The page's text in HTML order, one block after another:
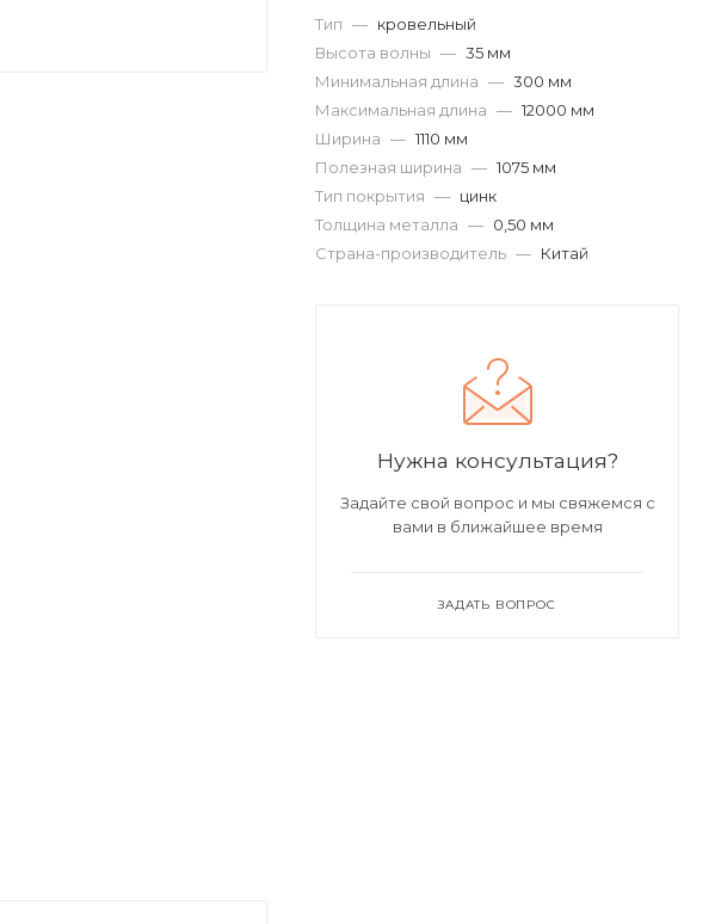
Тип — кровельный
Высота волны — 35 мм
Минимальная длина — 300 мм
Максимальная длина — 12000 мм
Ширина — 1110 мм
Полезная ширина — 1075 мм
Тип покрытия — цинк
Толщина металла — 0,50 мм
Страна-производитель — Китай
Нужна консультация?
Задайте свой вопрос и мы свяжемся с
вами в ближайшее время
ЗАДАТЬ ВОПРОС